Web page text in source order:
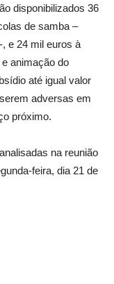
disponibilizados 36
de samba –
e 24 mil euros à
animação do
até igual valor
adversas em
próximo.
na reunião
feira, dia 21 de